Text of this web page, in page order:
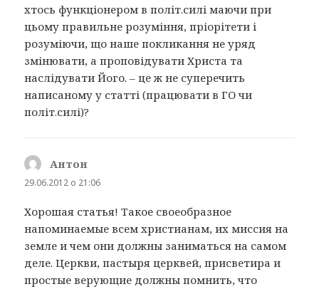
хтось функціонером в політ.силі маючи при
цьому правильне розуміння, пріорітети і
розуміючи, що наше покликання не уряд
змінювати, а проповідувати Христа та
наслідувати Його. – це ж не суперечить
написаному у статті (працювати в ГО чи
політ.силі)?
Антон
29.06.2012 о 21:06
Хорошая статья! Такое своеобразное
напоминаемые всем христианам, их миссия на
земле и чем они должны заниматься на самом
деле. Церкви, пастыря церквей, присветира и
простые верующие должны помнить, что